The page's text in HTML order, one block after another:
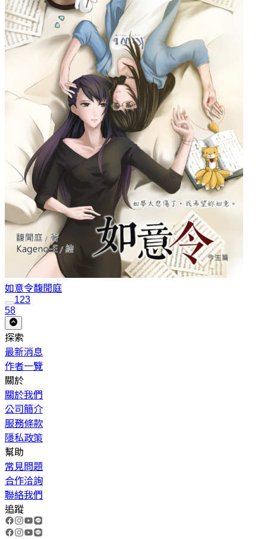
如意令馥閒庭
123
58
探索
最新消息
作者一覽
關於
關於我們
公司簡介
服務條款
隱私政策
幫助
常見問題
合作洽詢
聯絡我們
追蹤